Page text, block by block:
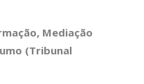
Mediação
(Tribunal